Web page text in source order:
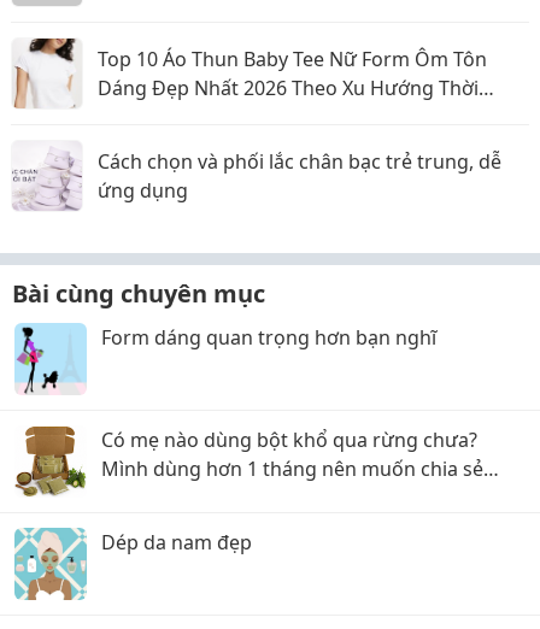
Top 10 Áo Thun Baby Tee Nữ Form Ôm Tôn
Dáng Đẹp Nhất 2026 Theo Xu Hướng Thời
Cách chọn và phối lắc chân bạc trẻ trung, dễ
ứng dụng
Bài cùng chuyên mục
Form dáng quan trọng hơn bạn nghĩ
Có mẹ nào dùng bột khổ qua rừng chưa?
Mình dùng hơn 1 tháng nên muốn chia sẻ
Dép da nam đẹp